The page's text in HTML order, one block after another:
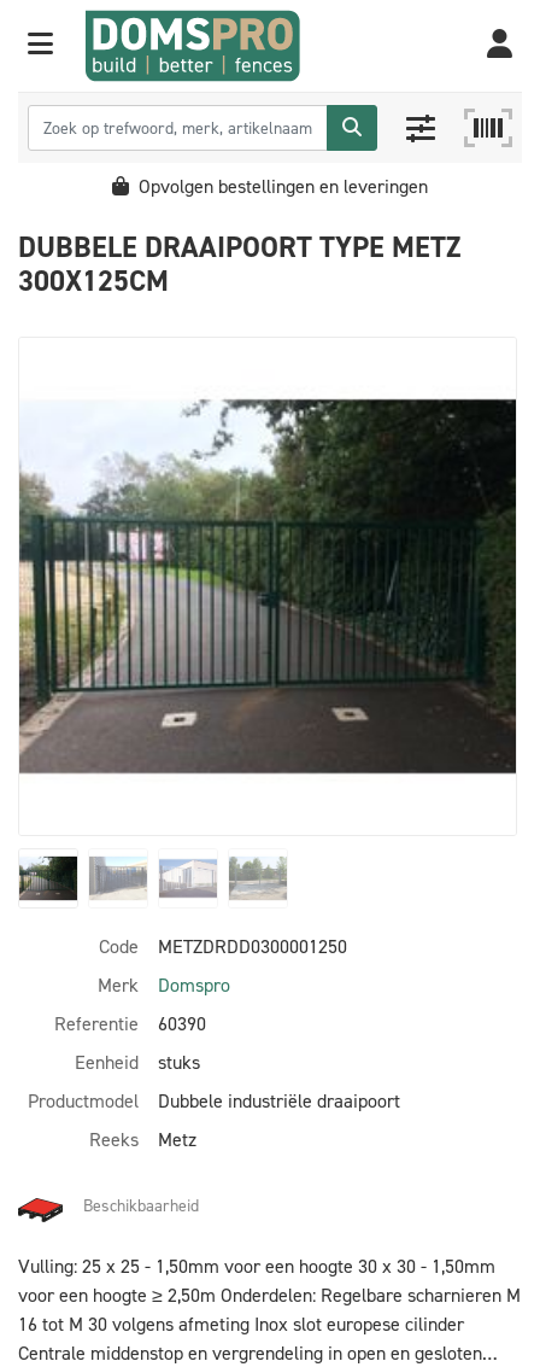
Opvolgen bestellingen en leveringen
DUBBELE DRAAIPOORT TYPE METZ
300X125CM
Code
METZDRDD0300001250
Merk
Domspro
Referentie
60390
Eenheid
stuks
Productmodel
Dubbele industriële draaipoort
Reeks
Metz
Beschikbaarheid
Vulling: 25 x 25 - 1,50mm voor een hoogte 30 x 30 - 1,50mm
voor een hoogte ≥ 2,50m Onderdelen: Regelbare scharnieren M
16 tot M 30 volgens afmeting Inox slot europese cilinder
Centrale middenstop en vergrendeling in open en gesloten